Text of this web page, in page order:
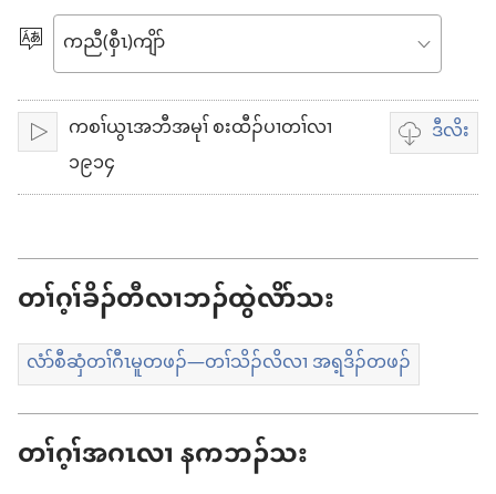
ထီၣ်
တၢ်
ဂီၤ
မူ
ဃု​
ကျိာ်
အိး​
ထီၣ်
ကစၢ်ယွၤအဘီအမုၢ် စးထီၣ်ပၢတၢ်လၢ
၁၉၁၄
ဒီလိး
တၢ်
ဃု
တ
တၢ်
ဒီ
တၢ်ဂ့ၢ်ခိၣ်တီလၢဘၣ်ထွဲလိာ်သး
လံာ်စီဆှံတၢ်ဂီၤမူတဖၣ်—တၢ်သိၣ်လိလၢ အရ့ဒိၣ်တဖၣ်
တၢ်ဂ့ၢ်အဂၤလၢ နကဘၣ်သး